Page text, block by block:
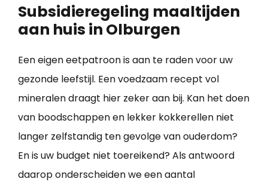
Subsidieregeling maaltijden
aan huis in Olburgen
Een eigen eetpatroon is aan te raden voor uw
gezonde leefstijl. Een voedzaam recept vol
mineralen draagt hier zeker aan bij. Kan het doen
van boodschappen en lekker kokkerellen niet
langer zelfstandig ten gevolge van ouderdom?
En is uw budget niet toereikend? Als antwoord
daarop onderscheiden we een aantal